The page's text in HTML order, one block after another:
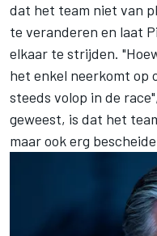
dat het team niet van
te veranderen en laat
elkaar te strijden.
het enkel neerkomt op
steeds volop in de
geweest, is dat het
maar ook erg